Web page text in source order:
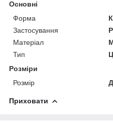
Основні
Форма
Застосування
Матеріал
Тип
Розміри
Розмір
Приховати